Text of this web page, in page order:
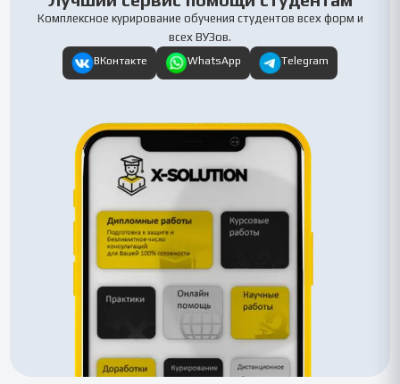
Лучший сервис помощи студентам
Комплексное курирование обучения студентов всех форм и
всех ВУЗов.
ВКонтакте WhatsApp Telegram